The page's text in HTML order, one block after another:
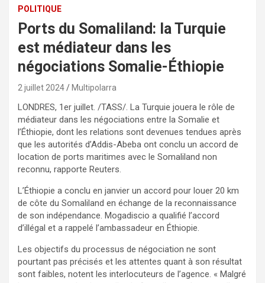
POLITIQUE
Ports du Somaliland: la Turquie
est médiateur dans les
négociations Somalie-Éthiopie
2 juillet 2024 Multipolarra
LONDRES, 1er juillet. /TASS/. La Turquie jouera le rôle de
médiateur dans les négociations entre la Somalie et
l’Éthiopie, dont les relations sont devenues tendues après
que les autorités d’Addis-Abeba ont conclu un accord de
location de ports maritimes avec le Somaliland non
reconnu, rapporte Reuters.
L’Éthiopie a conclu en janvier un accord pour louer 20 km
de côte du Somaliland en échange de la reconnaissance
de son indépendance. Mogadiscio a qualifié l’accord
d’illégal et a rappelé l’ambassadeur en Éthiopie.
Les objectifs du processus de négociation ne sont
pourtant pas précisés et les attentes quant à son résultat
sont faibles, notent les interlocuteurs de l’agence. « Malgré